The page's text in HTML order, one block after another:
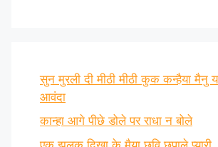
सुन मुरली दी मीठी मीठी कुक कन्हैया मैनु
आवंदा
कान्हा आगे पीछे डोले पर राधा न बोले